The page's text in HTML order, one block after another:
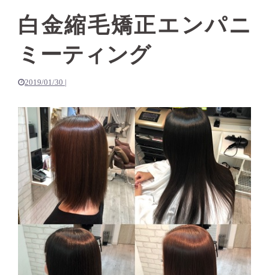
白金縮毛矯正エンパニ
ミーティング
2019/01/30 |